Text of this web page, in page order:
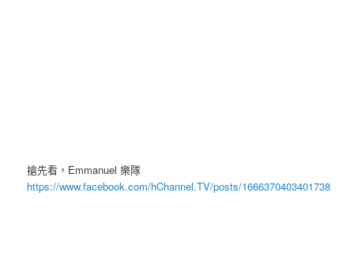
搶先看，Emmanuel 樂隊
https://www.facebook.com/hChannel.TV/posts/1666370403401738